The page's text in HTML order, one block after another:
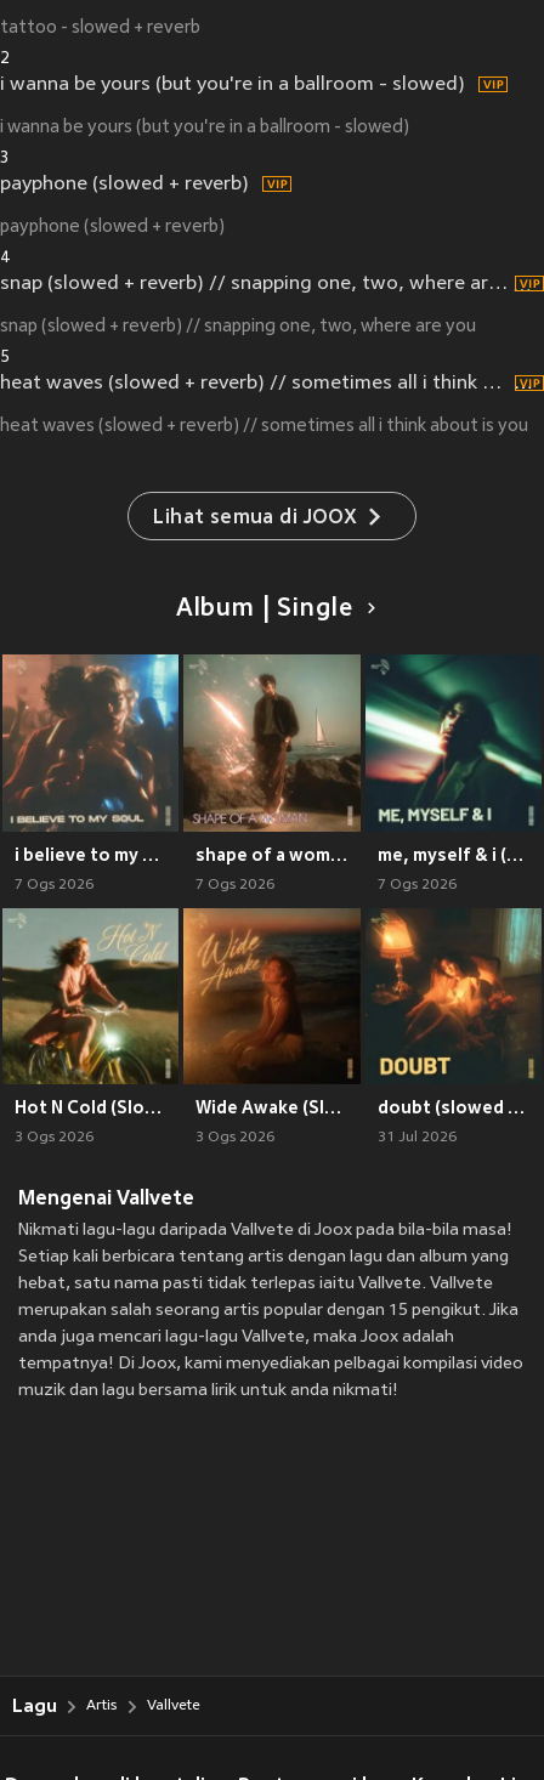
tattoo - slowed + reverb
2
i wanna be yours (but you're in a ballroom - slowed)
i wanna be yours (but you're in a ballroom - slowed)
3
payphone (slowed + reverb)
payphone (slowed + reverb)
4
snap (slowed + reverb) // snapping one, two, where are you
snap (slowed + reverb) // snapping one, two, where are you
5
heat waves (slowed + reverb) // sometimes all i think about is you
heat waves (slowed + reverb) // sometimes all i think about is you
Lihat semua di JOOX
Album | Single
i believe to my soul (slowed + reverb)
7 Ogs 2026
shape of a woman (slowed + reverb)
7 Ogs 2026
me, myself & i (slowed + reverb)
7 Ogs 2026
Hot N Cold (Slowed + Reverb)
3 Ogs 2026
Wide Awake (Slowed + Reverb)
3 Ogs 2026
doubt (slowed + reverb)
31 Jul 2026
Mengenai Vallvete
Nikmati lagu-lagu daripada Vallvete di Joox pada bila-bila masa!
Setiap kali berbicara tentang artis dengan lagu dan album yang
hebat, satu nama pasti tidak terlepas iaitu Vallvete. Vallvete
merupakan salah seorang artis popular dengan 15 pengikut. Jika
anda juga mencari lagu-lagu Vallvete, maka Joox adalah
tempatnya! Di Joox, kami menyediakan pelbagai kompilasi video
muzik dan lagu bersama lirik untuk anda nikmati!
Lagu Artis Vallvete